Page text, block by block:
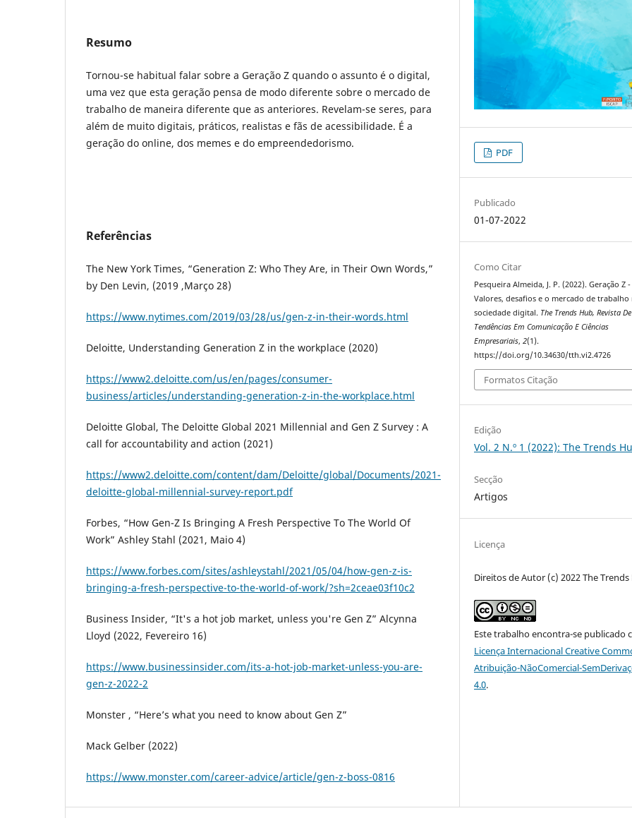
Resumo
Tornou-se habitual falar sobre a Geração Z quando o assunto é o digital,
uma vez que esta geração pensa de modo diferente sobre o mercado de
trabalho de maneira diferente que as anteriores. Revelam-se seres, para
além de muito digitais, práticos, realistas e fãs de acessibilidade. É a
geração do online, dos memes e do empreendedorismo.
Referências
The New York Times, “Generation Z: Who They Are, in Their Own Words,”
by Den Levin, (2019 ,Março 28)
https://www.nytimes.com/2019/03/28/us/gen-z-in-their-words.html
Deloitte, Understanding Generation Z in the workplace (2020)
https://www2.deloitte.com/us/en/pages/consumer-
business/articles/understanding-generation-z-in-the-workplace.html
Deloitte Global, The Deloitte Global 2021 Millennial and Gen Z Survey : A
call for accountability and action (2021)
https://www2.deloitte.com/content/dam/Deloitte/global/Documents/2021-
deloitte-global-millennial-survey-report.pdf
Forbes, “How Gen-Z Is Bringing A Fresh Perspective To The World Of
Work” Ashley Stahl (2021, Maio 4)
https://www.forbes.com/sites/ashleystahl/2021/05/04/how-gen-z-is-
bringing-a-fresh-perspective-to-the-world-of-work/?sh=2ceae03f10c2
Business Insider, “It's a hot job market, unless you're Gen Z” Alcynna
Lloyd (2022, Fevereiro 16)
https://www.businessinsider.com/its-a-hot-job-market-unless-you-are-
gen-z-2022-2
Monster , “Here’s what you need to know about Gen Z”
Mack Gelber (2022)
https://www.monster.com/career-advice/article/gen-z-boss-0816
PDF
Publicado
01-07-2022
Como Citar
Pesqueira Almeida, J. P. (2022). Geração Z -
Valores, desafios e o mercado de trabalho
sociedade digital. The Trends Hub, Revista De
Tendências Em Comunicação E Ciências
Empresariais,2(1).
https://doi.org/10.34630/tth.vi2.4726
Formatos Citação
Edição
Vol. 2 N.º 1 (2022): The Trends
Secção
Artigos
Licença
Direitos de Autor (c) 2022 The
Este trabalho encontra-se publicado
Licença Internacional Creative
Atribuição-NãoComercial-
4.0.